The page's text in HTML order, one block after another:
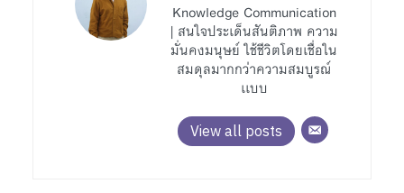
Knowledge Communication
| สนใจประเด็นสันติภาพ ความ
มั่นคงมนุษย์ ใช้ชีวิตโดยเชื่อใน
สมดุลมากกว่าความสมบูรณ์
เเบบ
View all posts